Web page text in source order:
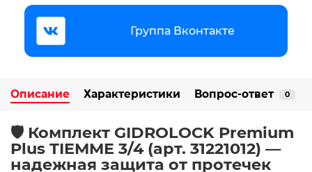
Группа Вконтакте
Описание Характеристики Вопрос-ответ 0
🛡️ Комплект GIDROLOCK Premium
Plus TIEMME 3/4 (арт. 31221012) —
надежная защита от протечек